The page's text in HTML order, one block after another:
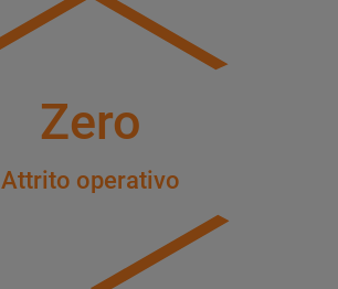
Zero
Attrito operativo